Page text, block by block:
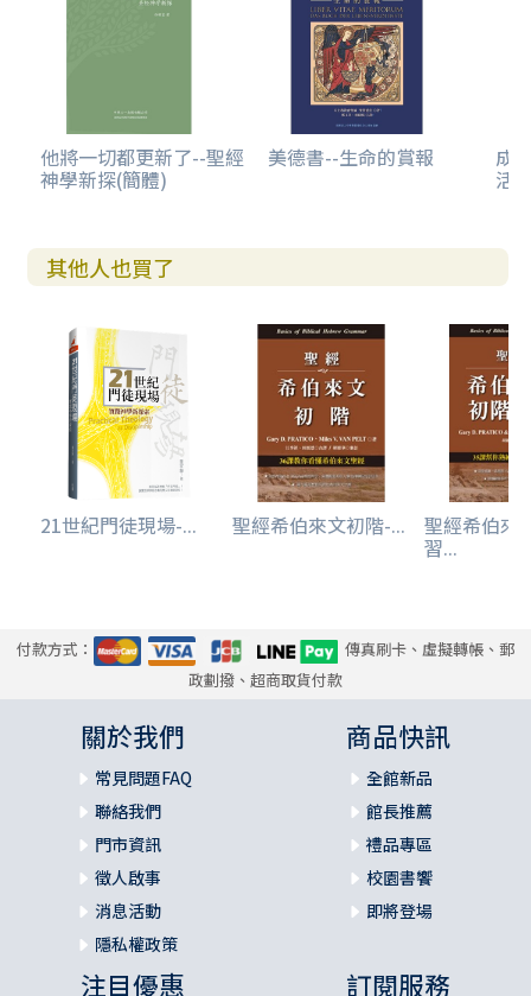
他將一切都更新了--聖經
神學新探(簡體)
美德書--生命的賞報 成
活
其他人也買了
21世紀門徒現場-... 聖經希伯來文初階-... 聖經希伯來
習...
付款方式：
傳真刷卡、虛擬轉帳、郵
政劃撥、超商取貨付款
關於我們
常見問題FAQ
聯絡我們
門市資訊
徵人啟事
消息活動
隱私權政策
商品快訊
全館新品
館長推薦
禮品專區
校園書饗
即將登場
注目優惠 訂閱服務